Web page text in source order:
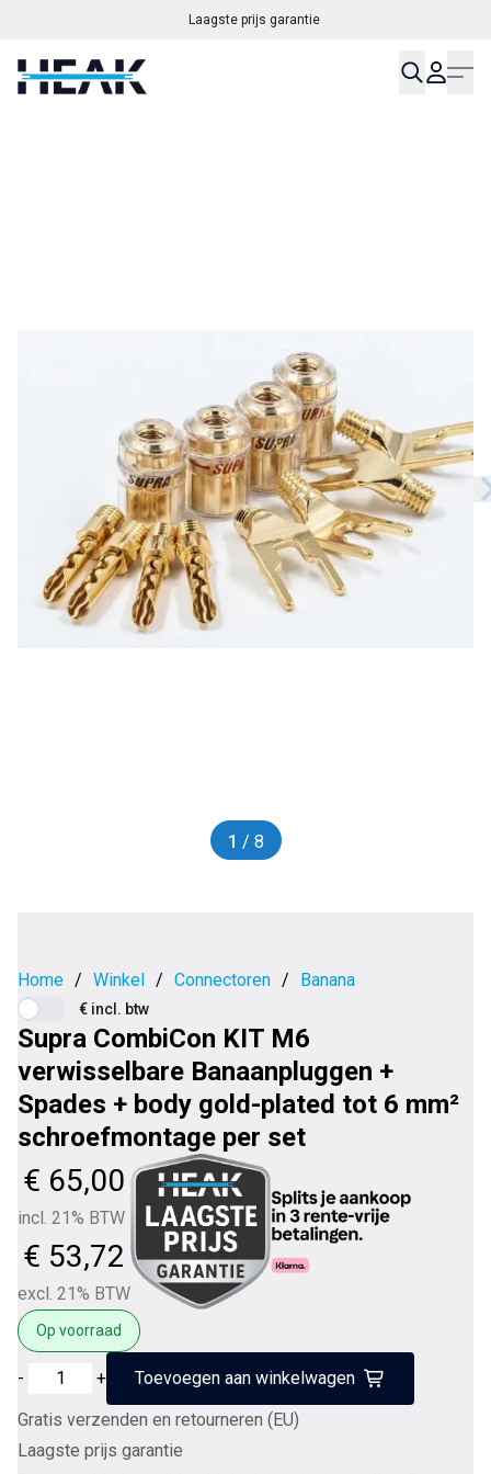
Laagste prijs garantie
1 / 8
Home / Winkel / Connectoren / Banana
€ incl. btw
Supra CombiCon KIT M6
verwisselbare Banaanpluggen +
Spades + body gold-plated tot 6 mm²
schroefmontage per set
€ 65,00
incl. 21% BTW
€ 53,72
excl. 21% BTW
Op voorraad
Supra
CombiCon
KIT
M6
- +
Toevoegen aan winkelwagen
Gratis verzenden en retourneren (EU)
Laagste prijs garantie